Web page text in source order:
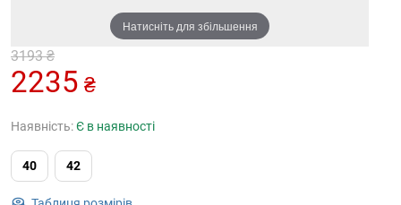
Натисніть для збільшення
3193₴
2235 ₴
Наявність:Є в наявності
40 42